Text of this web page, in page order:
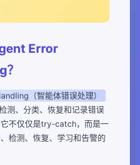
Error
（智能体错误处理）
测、分类、恢复和记录错误
不仅仅是try-catch，而是一
检测、恢复、学习和告警的